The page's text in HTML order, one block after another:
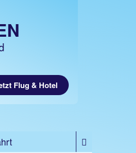
Flug & Hotel